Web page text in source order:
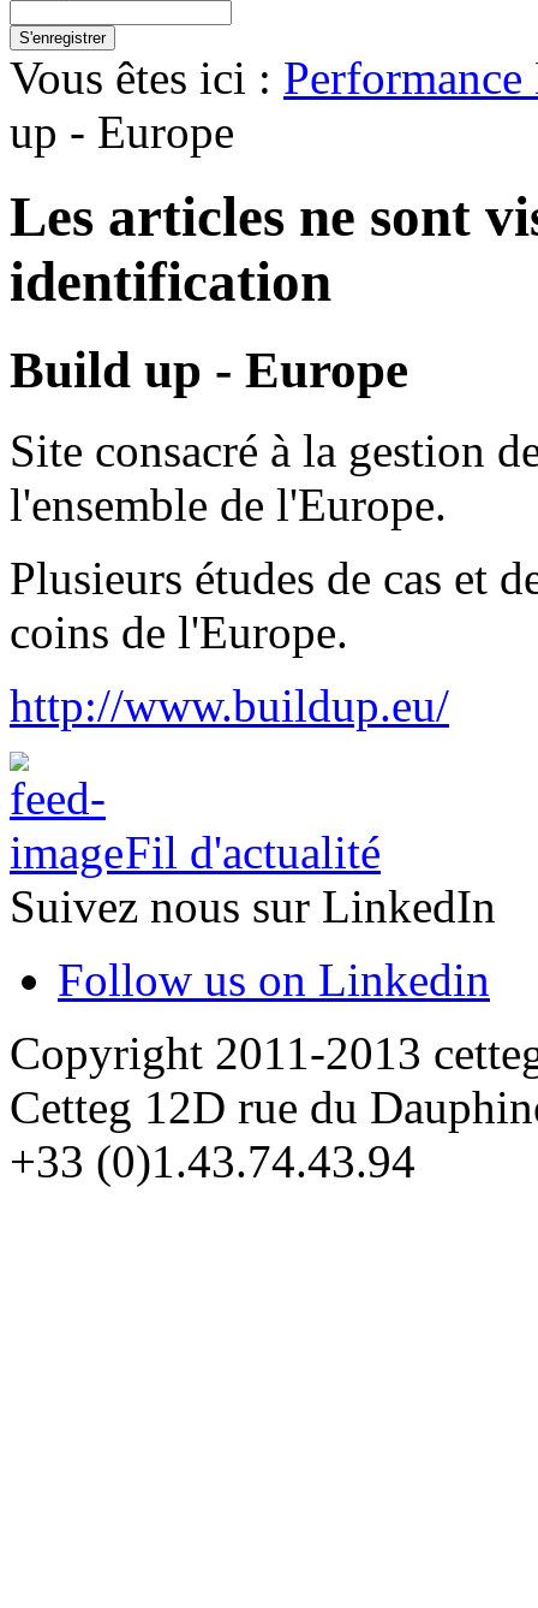
S'enregistrer
Vous êtes ici :
up - Europe
Les articles ne sont
identification
Build up - Europe
Site consacré à la gestion
l'ensemble de l'Europe.
Plusieurs études de cas et
coins de l'Europe.
http://www.buildup.eu/
Fil d'actualité
Suivez nous sur LinkedIn
Follow us on Linkedin
Copyright 2011-2013
Cetteg 12D rue du
+33 (0)1.43.74.43.94